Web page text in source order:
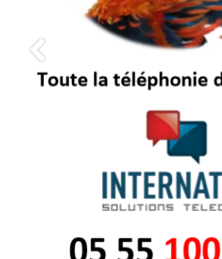
Précedent